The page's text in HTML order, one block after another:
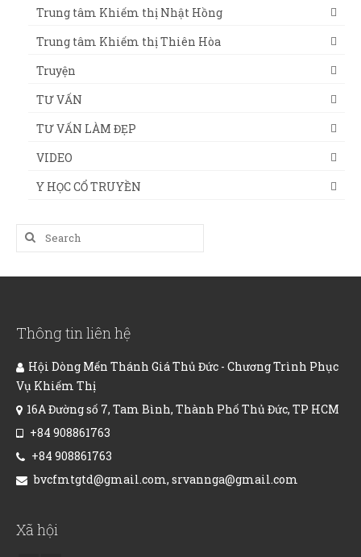
Trung tâm Khiếm thị Nhật Hồng
Trung tâm Khiếm thị Thiên Hòa
Truyện
TƯ VẤN
TƯ VẤN LÀM ĐẸP
VIDEO
Y HỌC CỔ TRUYỀN
Search
for:
Thông tin liên hệ
Hội Dòng Mến Thánh Giá Thủ Đức - Chương Trình Phục
Vụ Khiếm Thị
16A Đường số 7, Tam Bình, Thành Phố Thủ Đức, TP HCM
+84 908861763
+84 908861763
bvcfmtgtd@gmail.com, srvannga@gmail.com
Xã hội